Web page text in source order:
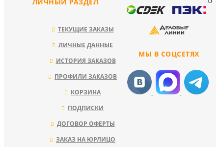
МЫ В СОЦСЕТЯХ
ТЕКУЩИЕ ЗАКАЗЫ
ЛИЧНЫЕ ДАННЫЕ
ИСТОРИЯ ЗАКАЗОВ
ПРОФИЛИ ЗАКАЗОВ
КОРЗИНА
ПОДПИСКИ
ДОГОВОР ОФЕРТЫ
ЗАКАЗ НА ЮРЛИЦО